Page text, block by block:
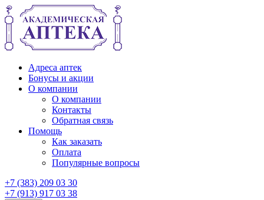
Адреса аптек
Бонусы и акции
О компании
О компании
Контакты
Обратная связь
Помощь
Как заказать
Оплата
Популярные вопросы
+7 (383) 209 03 30
+7 (913) 917 03 38